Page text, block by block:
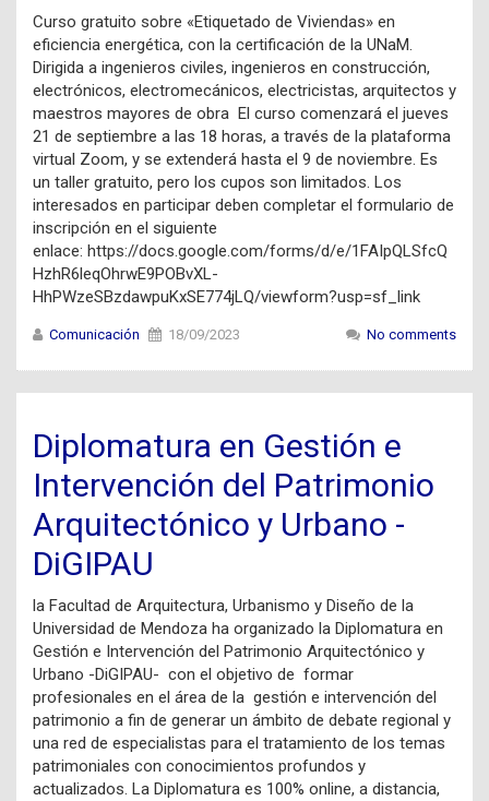
Curso gratuito sobre «Etiquetado de Viviendas» en
eficiencia energética, con la certificación de la UNaM.
Dirigida a ingenieros civiles, ingenieros en construcción,
electrónicos, electromecánicos, electricistas, arquitectos y
maestros mayores de obra El curso comenzará el jueves
21 de septiembre a las 18 horas, a través de la plataforma
virtual Zoom, y se extenderá hasta el 9 de noviembre. Es
un taller gratuito, pero los cupos son limitados. Los
interesados en participar deben completar el formulario de
inscripción en el siguiente
enlace: https://docs.google.com/forms/d/e/1FAIpQLSfcQ
HzhR6leqOhrwE9POBvXL-
HhPWzeSBzdawpuKxSE774jLQ/viewform?usp=sf_link
Comunicación 18/09/2023 No comments
Diplomatura en Gestión e
Intervención del Patrimonio
Arquitectónico y Urbano -
DiGIPAU
la Facultad de Arquitectura, Urbanismo y Diseño de la
Universidad de Mendoza ha organizado la Diplomatura en
Gestión e Intervención del Patrimonio Arquitectónico y
Urbano -DiGIPAU- con el objetivo de formar
profesionales en el área de la gestión e intervención del
patrimonio a fin de generar un ámbito de debate regional y
una red de especialistas para el tratamiento de los temas
patrimoniales con conocimientos profundos y
actualizados. La Diplomatura es 100% online, a distancia,